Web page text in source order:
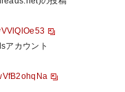
アカウント